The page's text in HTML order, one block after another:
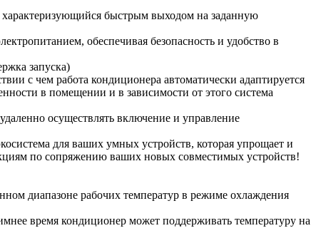
быстрым выходом на заданную
обеспечивая безопасность и удобство в
запуска)
с чем работа кондиционера автоматически адаптируется
в помещении и в зависимости от этого система
осуществлять включение и управление
для ваших умных устройств, которая упрощает и
по сопряжению ваших новых совместимых устройств!
диапазоне рабочих температур в режиме охлаждения
время кондиционер может поддерживать температуру на